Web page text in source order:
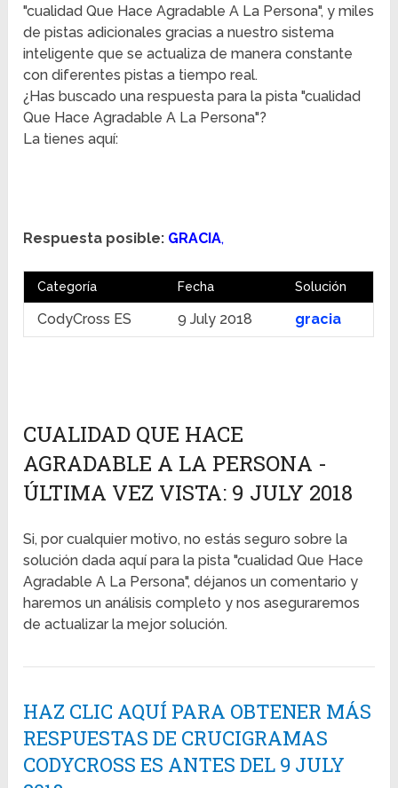
"cualidad Que Hace Agradable A La Persona", y miles
de pistas adicionales gracias a nuestro sistema
inteligente que se actualiza de manera constante
con diferentes pistas a tiempo real.
¿Has buscado una respuesta para la pista "cualidad
Que Hace Agradable A La Persona"?
La tienes aquí:
Respuesta posible: GRACIA,
Categoría Fecha Solución
CodyCross ES 9 July 2018 gracia
CUALIDAD QUE HACE
AGRADABLE A LA PERSONA -
ÚLTIMA VEZ VISTA: 9 JULY 2018
Si, por cualquier motivo, no estás seguro sobre la
solución dada aquí para la pista "cualidad Que Hace
Agradable A La Persona", déjanos un comentario y
haremos un análisis completo y nos aseguraremos
de actualizar la mejor solución.
HAZ CLIC AQUÍ PARA OBTENER MÁS
RESPUESTAS DE CRUCIGRAMAS
CODYCROSS ES ANTES DEL 9 JULY